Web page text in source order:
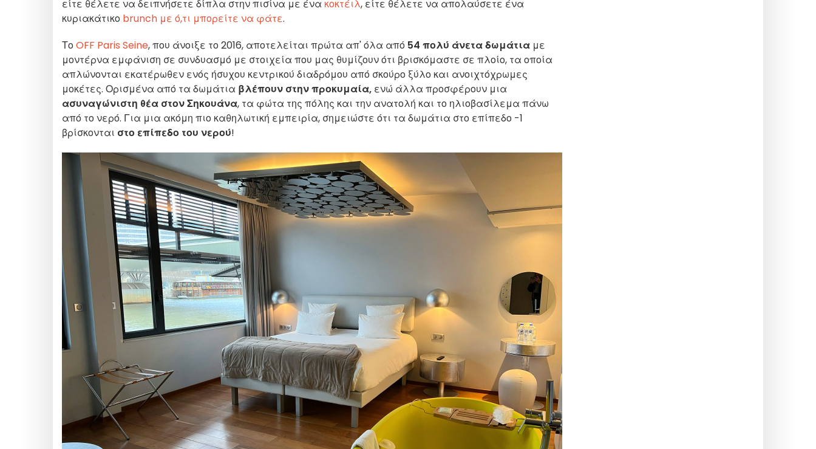
είτε θέλετε να δειπνήσετε δίπλα στην πισίνα με ένα κοκτέιλ, είτε θέλετε να απολαύσετε ένα
κυριακάτικο brunch με ό,τι μπορείτε να φάτε.
ΤοOFF Paris Seine, που άνοιξε το 2016, αποτελείται πρώτα απ' όλα από 54 πολύ άνετα δωμάτια με
μοντέρνα εμφάνιση σε συνδυασμό με στοιχεία που μας θυμίζουν ότι βρισκόμαστε σε πλοίο, τα οποία
απλώνονται εκατέρωθεν ενός ήσυχου κεντρικού διαδρόμου από σκούρο ξύλο και ανοιχτόχρωμες
μοκέτες. Ορισμένα από τα δωμάτια βλέπουν στην προκυμαία, ενώ άλλα προσφέρουν μια
ασυναγώνιστη θέα στον Σηκουάνα, τα φώτα της πόλης και την ανατολή και το ηλιοβασίλεμα πάνω
από το νερό. Για μια ακόμη πιο καθηλωτική εμπειρία, σημειώστε ότι τα δωμάτια στο επίπεδο -1
βρίσκονται στο επίπεδο του νερού!